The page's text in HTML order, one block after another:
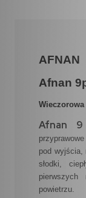
AFNAN
Afnan
Afnan
pod wyjścia,
słodki,
powietrzu.